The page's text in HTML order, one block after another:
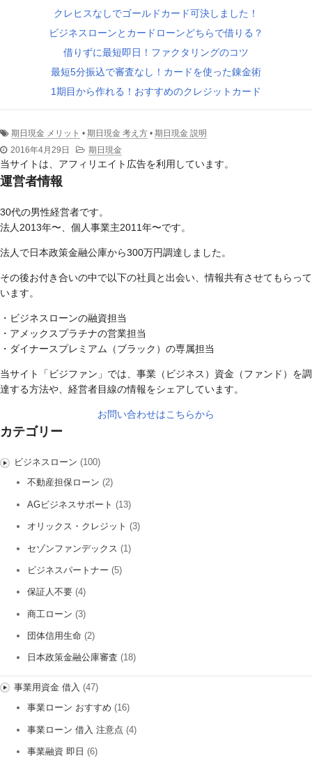
クレヒスなしでゴールドカード可決しました！
ビジネスローンとカードローンどちらで借りる？
借りずに最短即日！ファクタリングのコツ
最短5分振込で審査なし！カードを使った錬金術
1期目から作れる！おすすめのクレジットカード
期日現金 メリット • 期日現金 考え方 • 期日現金 説明
2016年4月29日
期日現金
当サイトは、アフィリエイト広告を利用しています。
運営者情報
30代の男性経営者です。
法人2013年〜、個人事業主2011年〜です。
法人で日本政策金融公庫から300万円調達しました。
その後お付き合いの中で以下の社員と出会い、情報共有させてもらって
います。
・ビジネスローンの融資担当
・アメックスプラチナの営業担当
・ダイナースプレミアム（ブラック）の専属担当
当サイト「ビジファン」では、事業（ビジネス）資金（ファンド）を調
達する方法や、経営者目線の情報をシェアしています。
お問い合わせはこちらから
カテゴリー
ビジネスローン (100)
不動産担保ローン (2)
AGビジネスサポート (13)
オリックス・クレジット (3)
セゾンファンデックス (1)
ビジネスパートナー (5)
保証人不要 (4)
商工ローン (3)
団体信用生命 (2)
日本政策金融公庫審査 (18)
事業用資金 借入 (47)
事業ローン おすすめ (16)
事業ローン 借入 注意点 (4)
事業融資 即日 (6)